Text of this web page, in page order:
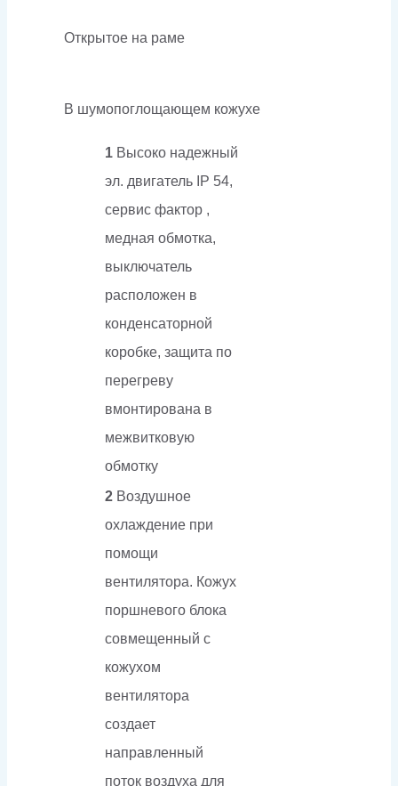
Открытое на раме
В шумопоглощающем кожухе
1 Высоко надежный
эл. двигатель IP 54,
сервис фактор ,
медная обмотка,
выключатель
расположен в
конденсаторной
коробке, защита по
перегреву
вмонтирована в
межвитковую
обмотку
2 Воздушное
охлаждение при
помощи
вентилятора. Кожух
поршневого блока
совмещенный с
кожухом
вентилятора
создает
направленный
поток воздуха для